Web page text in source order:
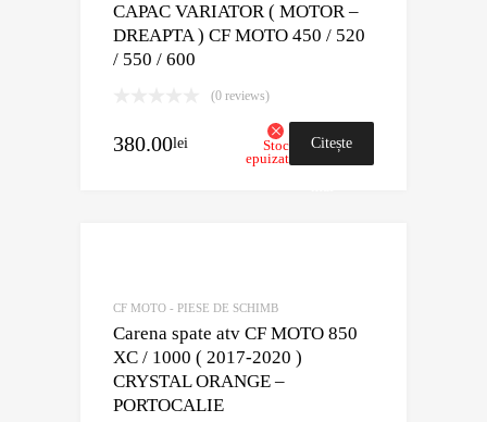
CAPAC VARIATOR ( MOTOR –
DREAPTA ) CF MOTO 450 / 520
/ 550 / 600
(0 reviews)
380.00lei
Stoc
epuizat
Citește
CF MOTO - PIESE DE SCHIMB
Carena spate atv CF MOTO 850
XC / 1000 ( 2017-2020 )
CRYSTAL ORANGE –
PORTOCALIE